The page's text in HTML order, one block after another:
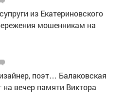
из Екатериновского
мошенникам на
поэт… Балаковская
вечер памяти Виктора